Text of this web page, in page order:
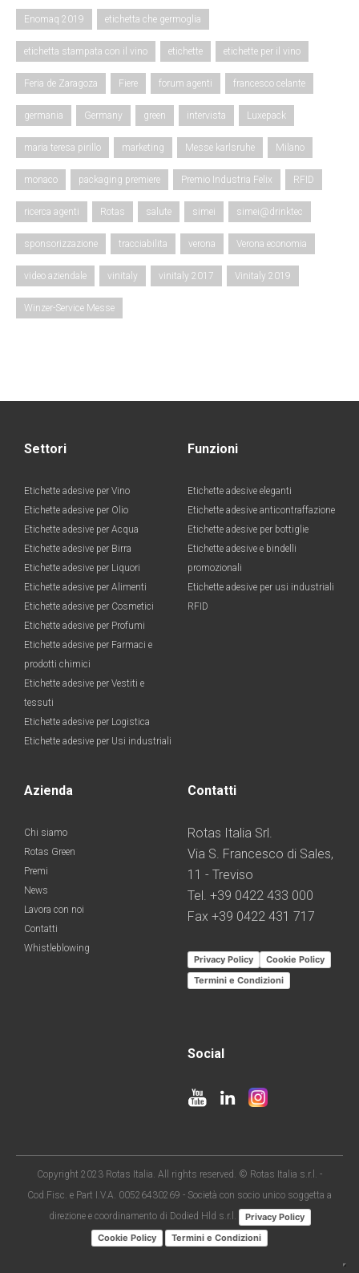
Enomaq 2019 etichetta che germoglia
etichetta stampata con il vino etichette etichette per il vino
Feria de Zaragoza Fiere forum agenti francesco celante
germania Germany green intervista Luxepack
maria teresa pirillo marketing Messe karlsruhe Milano
monaco packaging premiere Premio Industria Felix RFID
ricerca agenti Rotas salute simei simei@drinktec
sponsorizzazione tracciabilita verona Verona economia
video aziendale vinitaly vinitaly 2017 Vinitaly 2019
Winzer-Service Messe
Settori
Etichette adesive per Vino
Etichette adesive per Olio
Etichette adesive per Acqua
Etichette adesive per Birra
Etichette adesive per Liquori
Etichette adesive per Alimenti
Etichette adesive per Cosmetici
Etichette adesive per Profumi
Etichette adesive per Farmaci e
prodotti chimici
Etichette adesive per Vestiti e
tessuti
Etichette adesive per Logistica
Etichette adesive per Usi industriali
Funzioni
Etichette adesive eleganti
Etichette adesive anticontraffazione
Etichette adesive per bottiglie
Etichette adesive e bindelli
promozionali
Etichette adesive per usi industriali
RFID
Azienda
Chi siamo
Rotas Green
Premi
News
Lavora con noi
Contatti
Whistleblowing
Contatti
Rotas Italia Srl.
Via S. Francesco di Sales,
11 - Treviso
Tel. +39 0422 433 000
Fax +39 0422 431 717
Privacy Policy
Cookie Policy
Termini e Condizioni
Social
Copyright 2023 Rotas Italia. All rights reserved. © Rotas Italia s.r.l. -
Cod.Fisc. e Part I.V.A. 00526430269 - Società con socio unico soggetta a
direzione e coordinamento di Dodied Hld s.r.l.
Privacy Policy
Cookie Policy
Termini e Condizioni